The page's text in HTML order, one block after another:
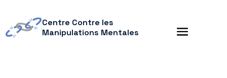
Centre Contre les
Manipulations Mentales